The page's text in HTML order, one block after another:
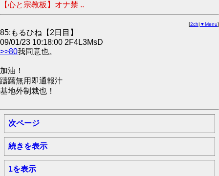
【心と宗教板】オナ禁 ..
[2ch| ▼Menu]
85:もるひね【2日目】
09/01/23 10:18:00 2F4L3MsD
>>80我同意也。
加油！
躊躇無用即通報汁
基地外制裁也！
次ページ
続きを表示
1を表示